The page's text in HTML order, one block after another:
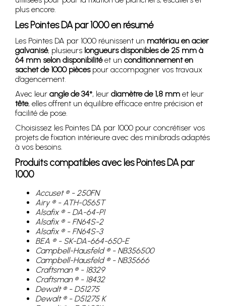
plus encore.
Les Pointes DA par 1000 en résumé
Les Pointes DA par 1000 réunissent un matériau en acier
galvanisé, plusieurs longueurs disponibles de 25 mm à
64 mm selon disponibilitéet un conditionnement en
sachet de 1000 piècespour accompagner vos travaux
d’agencement.
Avec leur angle de 34°, leur diamètre de 1,8 mm et leur
tête, elles offrent un équilibre efficace entre précision et
facilité de pose.
Choisissez les Pointes DA par 1000 pour concrétiser vos
projets de fixation intérieure avec des minibrads adaptés
à vos besoins.
Produits compatibles avec les Pointes DA par
1000
Accuset ® - 250FN
Airy ® - ATH-0565T
Alsafix ® - DA-64-P1
Alsafix ® - FN64S-2
Alsafix ® - FN64S-3
BEA ® - SK-DA-664-650-E
Campbell-Hausfeld ® - NB356500
Campbell-Hausfeld ® - NB35666
Craftsman ® - 18329
Craftsman ® - 18432
Dewalt ® - D51275
Dewalt ® - D51275 K